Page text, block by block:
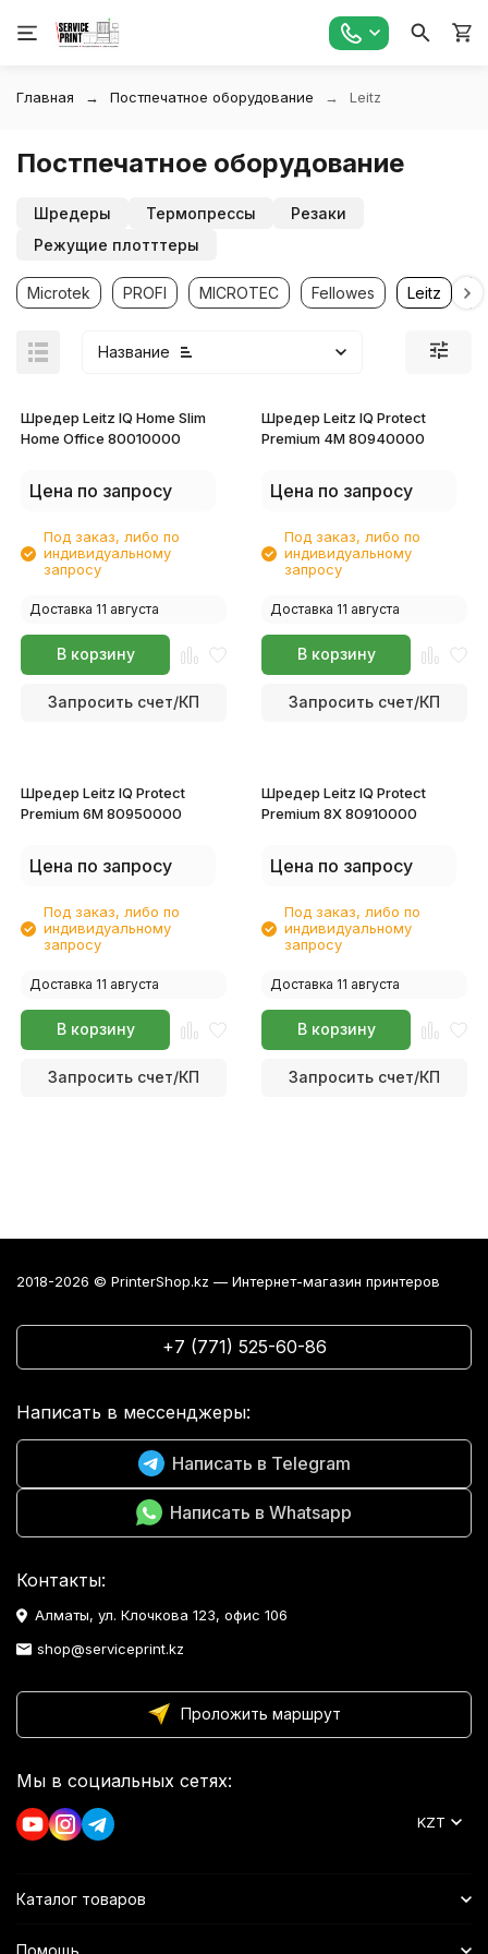
Главная Постпечатное оборудование Leitz
Постпечатное оборудование
Шредеры Термопрессы
Резаки
Режущие плотттеры
Microtek PROFI MICROTEC Fellowes Leitz
Название
Шредер Leitz IQ Home Slim
Home Office 80010000
Цена по запросу
Под заказ, либо по
индивидуальному
запросу
Доставка 11 августа
В корзину
Запросить счет/КП
Шредер Leitz IQ Protect
Premium 4M 80940000
Цена по запросу
Под заказ, либо по
индивидуальному
запросу
Доставка 11 августа
В корзину
Запросить счет/КП
Шредер Leitz IQ Protect
Premium 6M 80950000
Цена по запросу
Под заказ, либо по
индивидуальному
запросу
Доставка 11 августа
В корзину
Запросить счет/КП
Шредер Leitz IQ Protect
Premium 8X 80910000
Цена по запросу
Под заказ, либо по
индивидуальному
запросу
Доставка 11 августа
В корзину
Запросить счет/КП
2018-2026 © PrinterShop.kz — Интернет-магазин принтеров
+7 (771) 525-60-86
Написать в мессенджеры:
Написать в Telegram
Написать в Whatsapp
Контакты:
Алматы, ул. Клочкова 123, офис 106
shop@serviceprint.kz
Проложить маршрут
Мы в социальных сетях:
KZT
Каталог товаров
Помощь